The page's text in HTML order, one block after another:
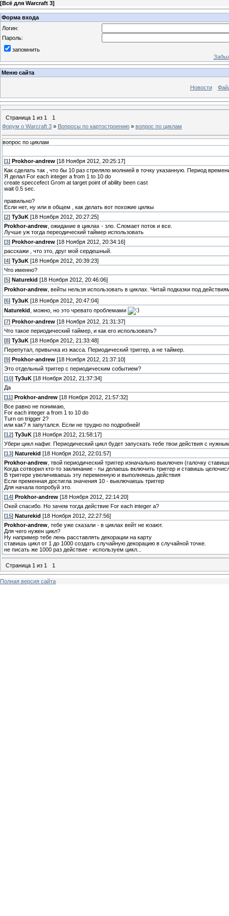
[Всё для Warcraft 3]
Форма входа
Логин:
Пароль:
запомнить
Меню сайта
Новости
Страница 1 из 1
1
Форум о Warcraft 3 » Вопросы по картостроению » вопрос по циклам
вопрос по циклам
[1 ] Prokhor-andrew [18 Ноября 2012, 20:25:17]
Как сделать так , что бы 10 раз стреляло молнией в точку указанную. Период
Я делал For each integer a from 1 to 10 do
create speccefect Grom at target point of ability been cast
wait 0.5 sec.
правильно?
Если нет, ну или в общем , как делать вот похожие цилкы
[2] Ty3uK [18 Ноября 2012, 20:27:25]
Prokhor-andrew , ожидание в циклах - зло. Сломает поток и все.
Лучше уж тогда переодический таймер использовать
[3] Prokhor-andrew [18 Ноября 2012, 20:34:16]
расскажи , что это, друг мой сердешный.
[4] Ty3uK [18 Ноября 2012, 20:39:23]
Что именно?
[5] Naturekid [18 Ноября 2012, 20:46:06]
Prokhor-andrew , вейты нельзя использовать в циклах. Читай подказки под
[6] Ty3uK [18 Ноября 2012, 20:47:04]
Naturekid , можно, но это чревато проблемами
[7] Prokhor-andrew [18 Ноября 2012, 21:31:37]
Что такое периодический таймер, и как его использовать?
[8] Ty3uK [18 Ноября 2012, 21:33:48]
Перепутал, привычка из жасса. Периодический триггер, а не таймер.
[9] Prokhor-andrew [18 Ноября 2012, 21:37:10]
Это отдельный триггер с периодическим событием?
[10] Ty3uK [18 Ноября 2012, 21:37:34]
Да
[11 ] Prokhor-andrew [18 Ноября 2012, 21:57:32]
Все равно не понимаю,
For each integer a from 1 to 10 do
Turn on trigger 2?
или как? я запутался. Если не трудно по подробней!
[12] Ty3uK [18 Ноября 2012, 21:58:17]
Убери цикл нафиг. Периодический цикл будет запускать тебе твои действия с
[13] Naturekid [18 Ноября 2012, 22:01:57]
Prokhor-andrew , твой периодический триггер изначально выключен (галочку
Когда сотворил кто-то заклинание - ты делаешь включить триггер и ставишь
В триггере увеличиваешь эту переменную и выполняешь действия
Если пременная достигла значения 10 - выключаешь триггер
Для начала попробуй это.
[14] Prokhor-andrew [18 Ноября 2012, 22:14:20]
Окей спасибо. Но зачем тогда действие For each integer a?
[15] Naturekid [18 Ноября 2012, 22:27:56]
Prokhor-andrew , тебе уже сказали - в циклах вейт не юзают.
Для чего нужен цикл?
Ну например тебе лень расставлять декорации на карту
ставишь цикл от 1 до 1000 создать случайную декорацию в случайной точке.
не писать же 1000 раз действие - используем цикл...
Страница 1 из 1 1
Полная версия сайта